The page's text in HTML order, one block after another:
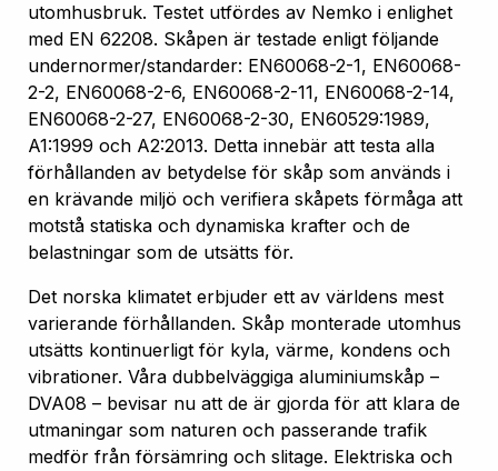
utomhusbruk. Testet utfördes av Nemko i enlighet
med EN 62208. Skåpen är testade enligt följande
undernormer/standarder: EN60068-2-1, EN60068-
2-2, EN60068-2-6, EN60068-2-11, EN60068-2-14,
EN60068-2-27, EN60068-2-30, EN60529:1989,
A1:1999 och A2:2013. Detta innebär att testa alla
förhållanden av betydelse för skåp som används i
en krävande miljö och verifiera skåpets förmåga att
motstå statiska och dynamiska krafter och de
belastningar som de utsätts för.
Det norska klimatet erbjuder ett av världens mest
varierande förhållanden. Skåp monterade utomhus
utsätts kontinuerligt för kyla, värme, kondens och
vibrationer. Våra dubbelväggiga aluminiumskåp –
DVA08 – bevisar nu att de är gjorda för att klara de
utmaningar som naturen och passerande trafik
medför från försämring och slitage. Elektriska och